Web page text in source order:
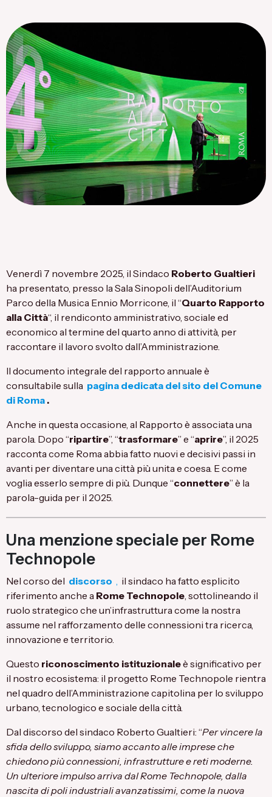
Salute & Bio-Pharma
Flagship Project 4
Flagship Project 7
Venerdì 7 novembre 2025, il Sindaco Roberto Gualtieri
ha presentato, presso la Sala Sinopoli dell’Auditorium
Parco della Musica Ennio Morricone, il “Quarto Rapporto
alla Città“, il rendiconto amministrativo, sociale ed
economico al termine del quarto anno di attività, per
raccontare il lavoro svolto dall’Amministrazione.
Il documento integrale del rapporto annuale è
consultabile sulla pagina dedicata del sito del Comune
di Roma .
Anche in questa occasione, al Rapporto è associata una
parola. Dopo “ripartire”, “trasformare” e “aprire”, il 2025
racconta come Roma abbia fatto nuovi e decisivi passi in
avanti per diventare una città più unita e coesa. E come
voglia esserlo sempre di più. Dunque “connettere” è la
parola-guida per il 2025.
Una menzione speciale per Rome
Technopole
Nel corso del discorso , il sindaco ha fatto esplicito
riferimento anche a Rome Technopole, sottolineando il
ruolo strategico che un’infrastruttura come la nostra
assume nel rafforzamento delle connessioni tra ricerca,
innovazione e territorio.
Questo riconoscimento istituzionaleè significativo per
il nostro ecosistema: il progetto Rome Technopole rientra
nel quadro dell’Amministrazione capitolina per lo sviluppo
urbano, tecnologico e sociale della città.
Dal discorso del sindaco Roberto Gualtieri: “Per vincere la
sfida dello sviluppo, siamo accanto alle imprese che
chiedonopiù connessioni, infrastrutture e reti moderne.
Un ulteriore impulso arriva dalRome Technopole, dalla
nascita di poli industriali avanzatissimi, come la nuova